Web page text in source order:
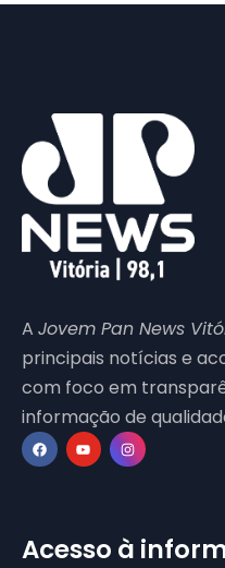
A Jovem Pan News
principais notícias e
com foco em
informação de
Acesso à